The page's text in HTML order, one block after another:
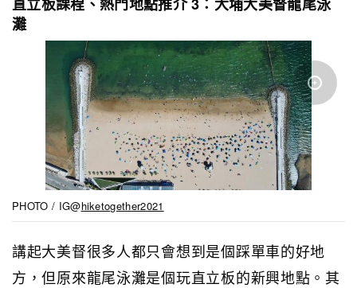
灘
PHOTO / IG@hiketogether2021
講起大美督很多人都只會想到是個踩單車的好地
方，但原來龍尾泳灘是個玩直立板的新興地點。其